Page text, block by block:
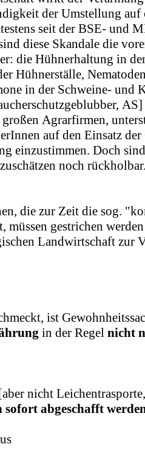
der Umstellung
seit der BSE- und
diese Skandale die
die Hühnerhaltung in
Hühnerställe,
in der Schweine- und
Agrarfirmen,
auf den Einsatz
einzustimmen. Doch
noch
die zur Zeit die sog.
müssen gestrichen
Landwirtschaft zur
ist
in der Regel nicht
nicht
sofort abgeschafft